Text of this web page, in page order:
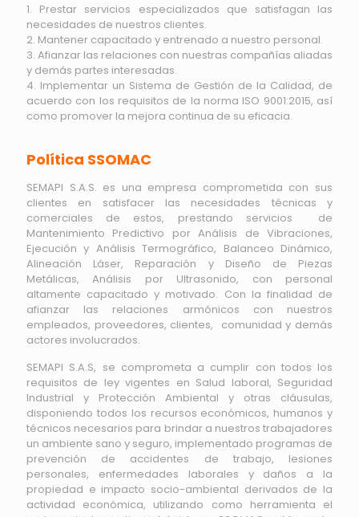
1. Prestar servicios especializados que satisfagan las
necesidades de nuestros clientes.
2. Mantener capacitado y entrenado a nuestro personal.
3. Afianzar las relaciones con nuestras compañías aliadas
y demás partes interesadas.
4. Implementar un Sistema de Gestión de la Calidad, de
acuerdo con los requisitos de la norma ISO 9001:2015, así
como promover la mejora continua de su eficacia.
Política SSOMAC
SEMAPI S.A.S. es una empresa comprometida con sus
clientes en satisfacer las necesidades técnicas y
comerciales de estos, prestando servicios de
Mantenimiento Predictivo por Análisis de Vibraciones,
Ejecución y Análisis Termográfico, Balanceo Dinámico,
Alineación Láser, Reparación y Diseño de Piezas
Metálicas, Análisis por Ultrasonido, con personal
altamente capacitado y motivado. Con la finalidad de
afianzar las relaciones armónicos con nuestros
empleados, proveedores, clientes, comunidad y demás
actores involucrados.
SEMAPI S.A.S, se comprometa a cumplir con todos los
requisitos de ley vigentes en Salud laboral, Seguridad
Industrial y Protección Ambiental y otras cláusulas,
disponiendo todos los recursos económicos, humanos y
técnicos necesarios para brindar a nuestros trabajadores
un ambiente sano y seguro, implementado programas de
prevención de accidentes de trabajo, lesiones
personales, enfermedades laborales y daños a la
propiedad e impacto socio-ambiental derivados de la
actividad económica, utilizando como herramienta el